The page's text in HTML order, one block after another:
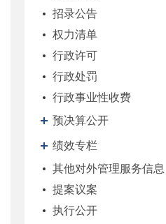
招录公告
权力清单
行政许可
行政处罚
行政事业性收费
预决算公开
绩效专栏
其他对外管理服务信息
提案议案
执行公开